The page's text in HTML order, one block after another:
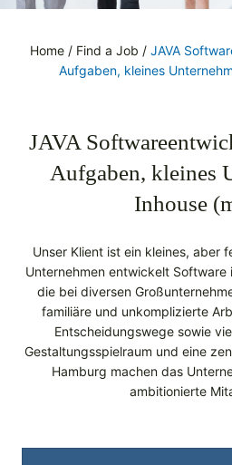
Home / Find a Job / JAVA
Aufgaben, kleines
JAVA
Aufgaben, kleines
Inhouse
Unser Klient ist ein kleines, aber
Unternehmen entwickelt Software
die bei diversen
familiäre und unkomplizierte
Entscheidungswege sowie
Gestaltungsspielraum und eine
Hamburg machen das
ambitionierte